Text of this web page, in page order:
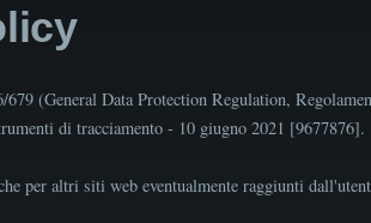
(General Data Protection Regulation,
di tracciamento - 10 giugno 2021 [9677876].
per altri siti web eventualmente raggiunti